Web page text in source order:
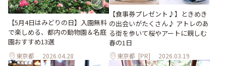
【5月4日はみどりの日】入園無料
で楽しめる、都内の動物園＆名庭
園おすすめ13選
東京都 2026.04.28
【食事券プレゼント♪】ときめき
の出会いがたくさん♪ アトレのあ
る街を歩いて桜やアートに親しむ
春の1日
東京都 [PR] 2026.03.19